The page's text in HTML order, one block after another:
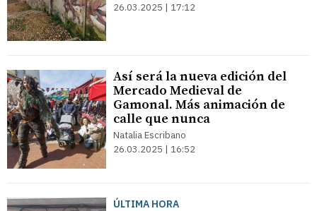
26.03.2025 | 17:12
Así será la nueva edición del
Mercado Medieval de
Gamonal. Más animación de
calle que nunca
Natalia Escribano
26.03.2025 | 16:52
ÚLTIMA HORA